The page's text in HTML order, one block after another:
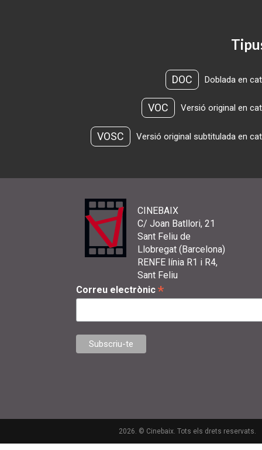
DOC Doblada en
VOC Versió original en
VOSC Versió original subtitulada en
CINEBAIX
C/ Joan Batllori, 21
Sant Feliu de
Llobregat (Barcelona)
RENFE línia R1 i R4,
Sant Feliu
Correu electrònic *
2026. © Cinebaix. Tots els drets reservats.